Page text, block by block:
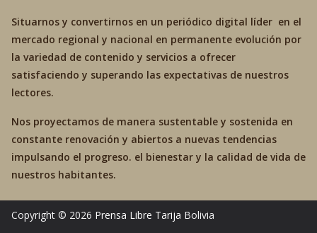
Situarnos y convertirnos en un periódico digital líder en el
mercado regional y nacional en permanente evolución por
la variedad de contenido y servicios a ofrecer
satisfaciendo y superando las expectativas de nuestros
lectores.
Nos proyectamos de manera sustentable y sostenida en
constante renovación y abiertos a nuevas tendencias
impulsando el progreso. el bienestar y la calidad de vida de
nuestros habitantes.
Copyright © 2026 Prensa Libre Tarija Bolivia